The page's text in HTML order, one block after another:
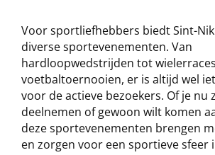
Voor sportliefhebbers biedt Sint-
diverse sportevenementen. Van
hardloopwedstrijden tot
voetbaltoernooien, er is altijd wel
voor de actieve bezoekers. Of je nu
deelnemen of gewoon wilt komen
deze sportevenementen brengen
en zorgen voor een sportieve sfeer